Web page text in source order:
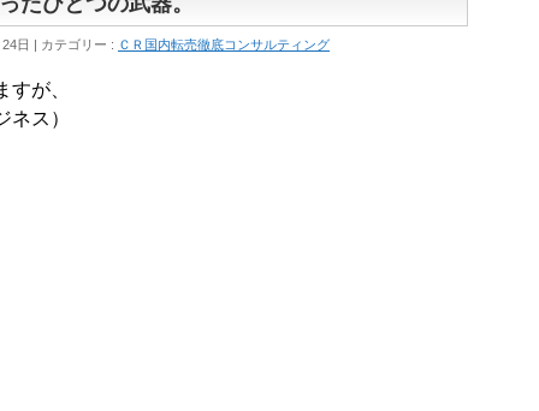
日 カテゴリー : ＣＲ国内転売徹底コンサルティング
が、
ス）